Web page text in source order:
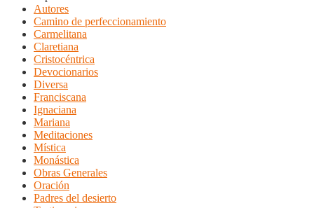
Autores
Camino de perfeccionamiento
Carmelitana
Claretiana
Cristocéntrica
Devocionarios
Diversa
Franciscana
Ignaciana
Mariana
Meditaciones
Mística
Monástica
Obras Generales
Oración
Padres del desierto